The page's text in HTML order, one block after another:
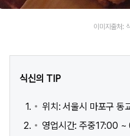
이미지출처:
식신의 TIP
위치: 서울시 마포구 동
영업시간: 주중17:00